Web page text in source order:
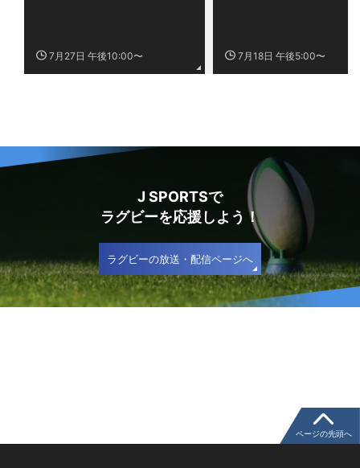
7月27日 午後10:00〜 7月18日 午後5:00〜
J SPORTSで
ラグビーを応援しよう！
ラグビーの放送・配信ページへ
ページの先頭へ